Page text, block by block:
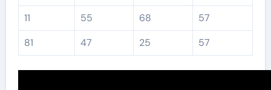
11
55 68
57
81
47 25 57